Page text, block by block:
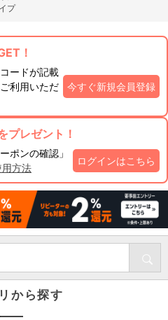
プ
！
ードが記載
利用いただ
今すぐ新規会員登録
プレゼント！
ポンの確認」
方法
ログインはこちら
から探す